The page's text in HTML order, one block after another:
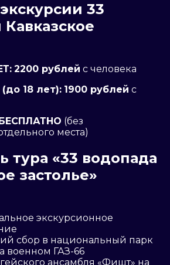
33
2200 рублей с человека
18 лет): 1900 рублей с
(без
места)
тура «33 водопада
застолье»
экскурсионное
сбор в национальный парк
военном ГАЗ-66
ансамбля «Фишт» на